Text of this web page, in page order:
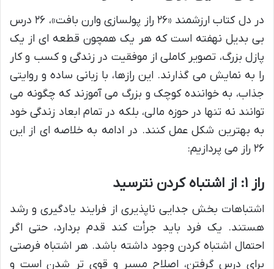
در دل کتاب ارزشمند «۲۶ راز پولسازی وارن بافت»، ۲۶ درس
بی بدیل نهفته است که هر یک همچون قطعه ای از یک
پازل بزرگ، تصویر کاملی از موفقیت در زندگی و کسب و کار
را به نمایش می گذارند. این رازها، با زبانی ساده و روایتی
جذاب، به خواننده کوچک و بزرگ می آموزند که چگونه می
توانند نه تنها در حوزه مالی، بلکه در تمام ابعاد زندگی خود
به بهترین شکل عمل کنند. در ادامه به خلاصه ای از این
۲۶ راز می پردازیم:
راز ۱: از اشتباه کردن نترسید
اشتباهات بخش جدایی ناپذیری از فرایند یادگیری و رشد
هستند. یک فرد باید جرأت کند قدم بردارد، حتی اگر
احتمال اشتباه کردن وجود داشته باشد. هر اشتباه فرصتی
برای درس گرفتن، اصلاح مسیر و قوی تر شدن است و